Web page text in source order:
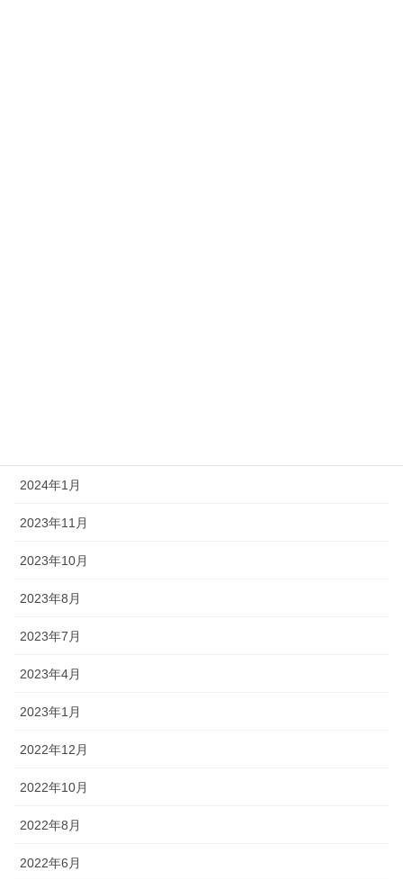
2024年1月
2023年11月
2023年10月
2023年8月
2023年7月
2023年4月
2023年1月
2022年12月
2022年10月
2022年8月
2022年6月